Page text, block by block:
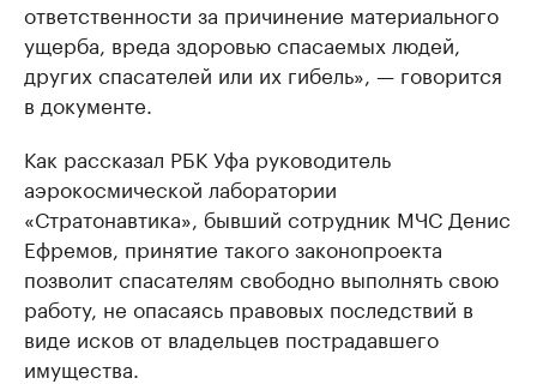
ответственности за причинение материального
ущерба, вреда здоровью спасаемых людей,
других спасателей или их гибель», — говорится
в документе.
Как рассказал РБК Уфа руководитель
аэрокосмической лаборатории
«Стратонавтика», бывший сотрудник МЧС Денис
Ефремов, принятие такого законопроекта
позволит спасателям свободно выполнять свою
работу, не опасаясь правовых последствий в
виде исков от владельцев пострадавшего
имущества.